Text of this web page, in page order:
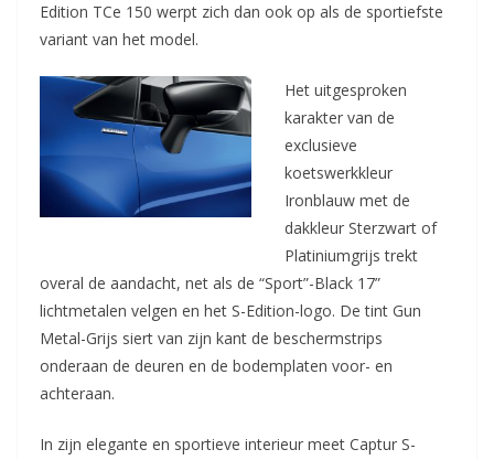
Edition TCe 150 werpt zich dan ook op als de sportiefste
variant van het model.
Het uitgesproken
karakter van de
exclusieve
koetswerkkleur
Ironblauw met de
dakkleur Sterzwart of
Platiniumgrijs trekt
overal de aandacht, net als de “Sport”-Black 17”
lichtmetalen velgen en het S-Edition-logo. De tint Gun
Metal-Grijs siert van zijn kant de beschermstrips
onderaan de deuren en de bodemplaten voor- en
achteraan.
In zijn elegante en sportieve interieur meet Captur S-